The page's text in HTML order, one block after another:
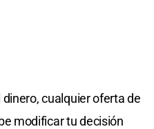
cualquier oferta de
modificar tu decisión